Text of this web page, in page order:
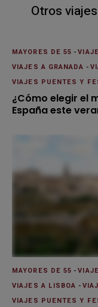
Otros
MAYORES DE 55 -
VIAJES A GRANADA -
VIAJES PUENTES Y
¿Cómo elegir el
España este
MAYORES DE 55 -
VIAJES A LISBOA -
VIAJES PUENTES Y